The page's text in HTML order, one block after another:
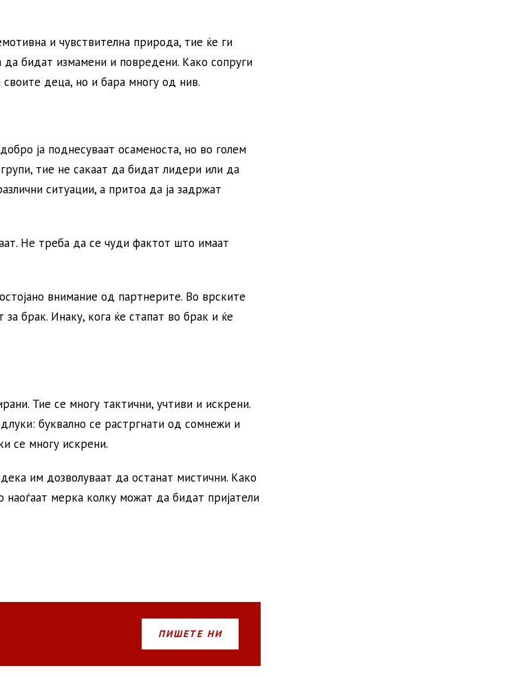
и чувствителна природа, тие ќе ги
да бидат измамени и повредени. Како сопруги
своите деца, но и бара многу од нив.
ја поднесуваат осаменоста, но во голем
тие не сакаат да бидат лидери или да
ситуации, а притоа да ја задржат
Не треба да се чуди фактот што имаат
внимание од партнерите. Во врските
брак. Инаку, кога ќе стапат во брак и ќе
Тие се многу тактични, учтиви и искрени.
буквално се растргнати од сомнежи и
се многу искрени.
им дозволуваат да останат мистични. Како
наоѓаат мерка колку можат да бидат пријатели
ПИШЕТЕ НИ